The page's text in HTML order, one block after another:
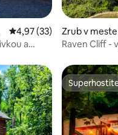
3
Priemerné ohodnotenie
4,97 (33)
a
Zrub v meste
Raven Cliff -